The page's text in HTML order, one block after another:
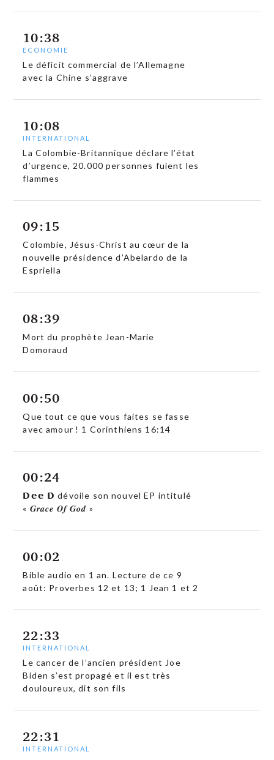
10:38
ECONOMIE
Le déficit commercial de l’Allemagne
avec la Chine s’aggrave
10:08
INTERNATIONAL
La Colombie-Britannique déclare l’état
d’urgence, 20.000 personnes fuient les
flammes
09:15
Colombie, Jésus-Christ au cœur de la
nouvelle présidence d’Abelardo de la
Espriella
08:39
Mort du prophète Jean-Marie
Domoraud
00:50
Que tout ce que vous faites se fasse
avec amour ! 1 Corinthiens 16:14
00:24
𝗗𝗲𝗲 𝗗 dévoile son nouvel EP intitulé
« 𝑮𝒓𝒂𝒄𝒆 𝑶𝒇 𝑮𝒐𝒅 »
00:02
Bible audio en 1 an. Lecture de ce 9
août: Proverbes 12 et 13; 1 Jean 1 et 2
22:33
INTERNATIONAL
Le cancer de l’ancien président Joe
Biden s’est propagé et il est très
douloureux, dit son fils
22:31
INTERNATIONAL